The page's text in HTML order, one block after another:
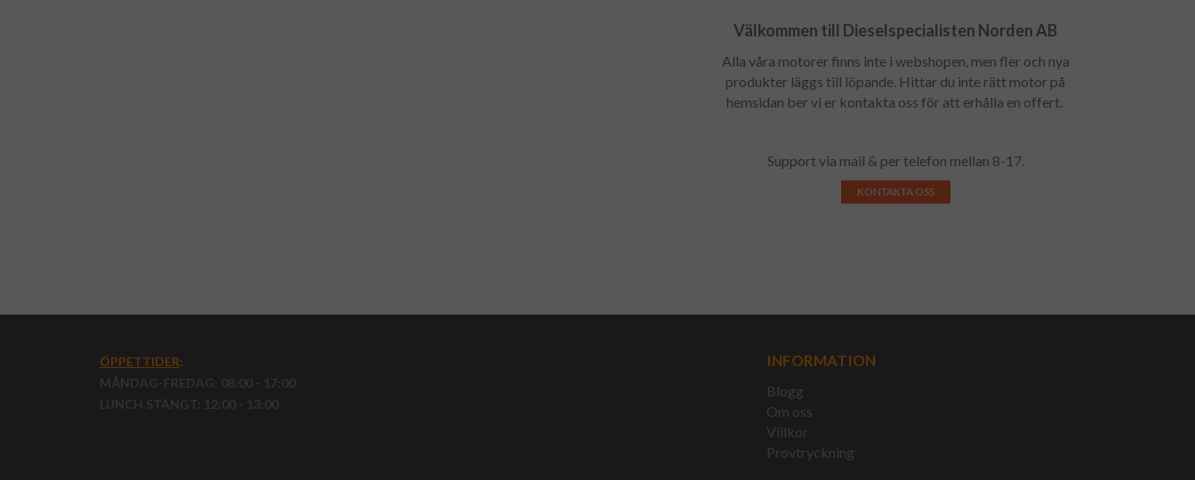
Välkommen till Dieselspecialisten Norden AB
Alla våra motorer finns inte i webshopen, men fler och nya
produkter läggs till löpande. Hittar du inte rätt motor på
hemsidan ber vi er kontakta oss för att erhålla en offert.
Support via mail & per telefon mellan 8-17.
KONTAKTA OSS
ÖPPETTIDER:
MÅNDAG-FREDAG: 08:00 - 17:00
LUNCH STÄNGT: 12:00 - 13:00
INFORMATION
Blogg
Om oss
Villkor
Provtryckning